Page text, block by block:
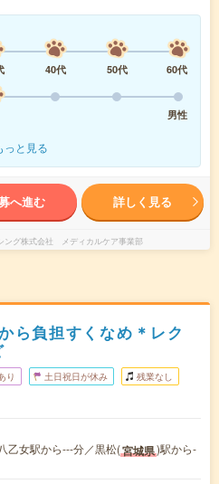
40代 50代
60代
男性
っと見る
へ進む 詳しく見る
ング株式会社 メディカルケア事業部
ら負担すくなめ＊レク
り 土日祝日が休み 残業なし
乙女駅から---分／黒松(宮城県)駅から-